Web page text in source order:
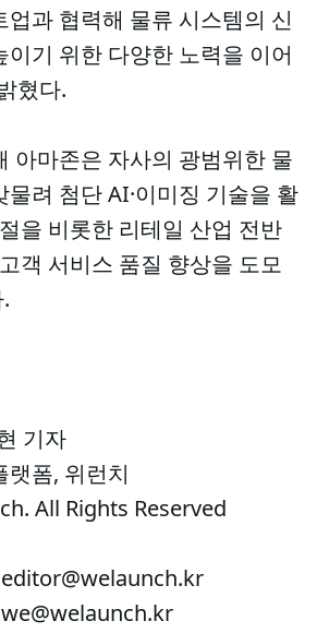
업과 협력해 물류 시스템의 신
이기 위한 다양한 노력을 이어
혔다.
아마존은 자사의 광범위한 물
려 첨단 AI·이미징 기술을 활
을 비롯한 리테일 산업 전반
객 서비스 품질 향상을 도모
기자
랫폼, 위런치
All Rights Reserved